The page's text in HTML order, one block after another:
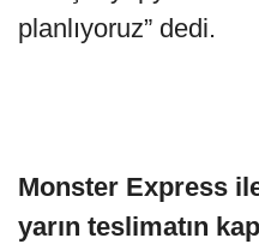
planlıyoruz” dedi.
Monster Express
yarın teslimatın